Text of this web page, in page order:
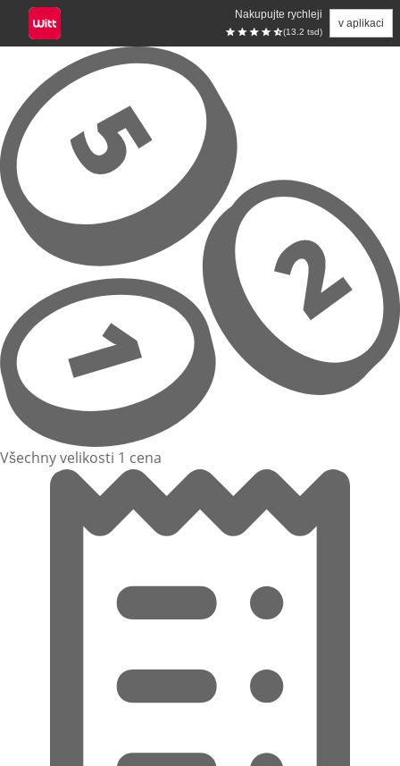
Nakupujte rychleji
(13.2 tsd)
v aplikaci
Přeskočit na hlavní obsah
Všechny velikosti 1 cena